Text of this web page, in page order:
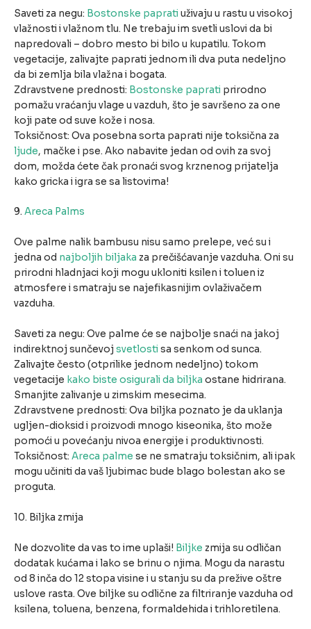
Saveti za negu: Bostonske papratiuživaju u rastu u visokoj
vlažnosti i vlažnom tlu. Ne trebaju im svetli uslovi da bi
napredovali – dobro mesto bi bilo u kupatilu. Tokom
vegetacije, zalivajte paprati jednom ili dva puta nedeljno
da bi zemlja bila vlažna i bogata.
Zdravstvene prednosti: Bostonske paprati prirodno
pomažu vraćanju vlage u vazduh, što je savršeno za one
koji pate od suve kože i nosa.
Toksičnost: Ova posebna sorta paprati nije toksična za
ljude, mačke i pse. Ako nabavite jedan od ovih za svoj
dom, možda ćete čak pronaći svog krznenog prijatelja
kako gricka i igra se sa listovima!
9. Areca Palms
Ove palme nalik bambusu nisu samo prelepe, već su i
jedna od najboljih biljaka za prečišćavanje vazduha. Oni su
prirodni hladnjaci koji mogu ukloniti ksilen i toluen iz
atmosfere i smatraju se najefikasnijim ovlaživačem
vazduha.
Saveti za negu: Ove palme će se najbolje snaći na jakoj
indirektnoj sunčevojsvetlostisa senkom od sunca.
Zalivajte često (otprilike jednom nedeljno) tokom
vegetacije kako biste osigurali da biljka ostane hidrirana.
Smanjite zalivanje u zimskim mesecima.
Zdravstvene prednosti: Ova biljka poznato je da uklanja
ugljen-dioksid i proizvodi mnogo kiseonika, što može
pomoći u povećanju nivoa energije i produktivnosti.
Toksičnost: Areca palme se ne smatraju toksičnim, ali ipak
mogu učiniti da vaš ljubimac bude blago bolestan ako se
proguta.
10. Biljka zmija
Ne dozvolite da vas to ime uplaši! Biljke zmija su odličan
dodatak kućama i lako se brinu o njima. Mogu da narastu
od 8 inča do 12 stopa visine i u stanju su da prežive oštre
uslove rasta. Ove biljke su odlične za filtriranje vazduha od
ksilena, toluena, benzena, formaldehida i trihloretilena.